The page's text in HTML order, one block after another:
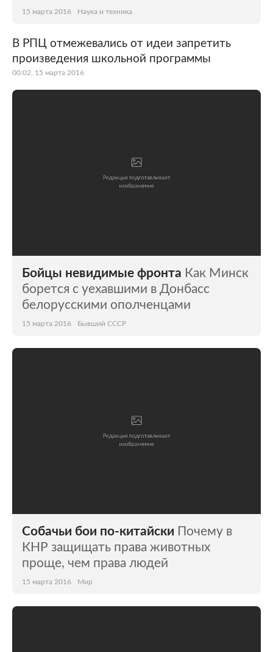
15 марта 2016 Наука и техника
В РПЦ отмежевались от идеи запретить
произведения школьной программы
00:02, 15 марта 2016
Бойцы невидимые фронта Как Минск
борется с уехавшими в Донбасс
белорусскими ополченцами
15 марта 2016 Бывший СССР
Собачьи бои по-китайски Почему в
КНР защищать права животных
проще, чем права людей
15 марта 2016 Мир